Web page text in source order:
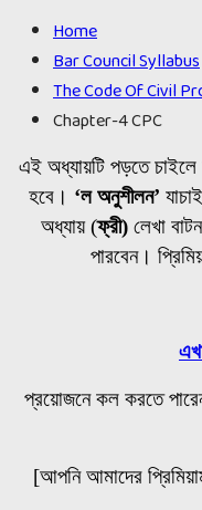
Home
Bar Council Syllabus
The Code Of Civil
Chapter-4 CPC
এই অধ্যায়টি পড়তে
হবে। ‘ল অনুশীলন’
অধ্যায়(ফ্রী)লেখা
পারবেন।
প্রয়োজনে কল করতে
[আপনি আমাদের